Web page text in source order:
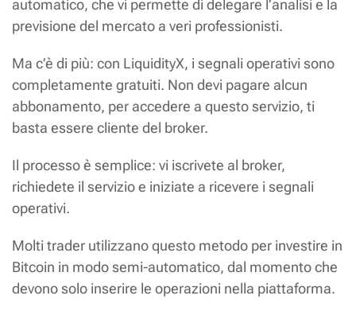
automatico, che vi permette di delegare l’analisi e la
previsione del mercato a veri professionisti.
Ma c’è di più: con LiquidityX, i segnali operativi sono
completamente gratuiti. Non devi pagare alcun
abbonamento, per accedere a questo servizio, ti
basta essere cliente del broker.
Il processo è semplice: vi iscrivete al broker,
richiedete il servizio e iniziate a ricevere i segnali
operativi.
Molti trader utilizzano questo metodo per investire in
Bitcoin in modo semi-automatico, dal momento che
devono solo inserire le operazioni nella piattaforma.